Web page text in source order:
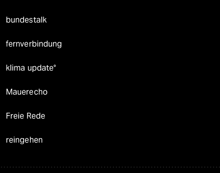
bundestalk
fernverbindung
klima update°
Mauerecho
Freie Rede
reingehen